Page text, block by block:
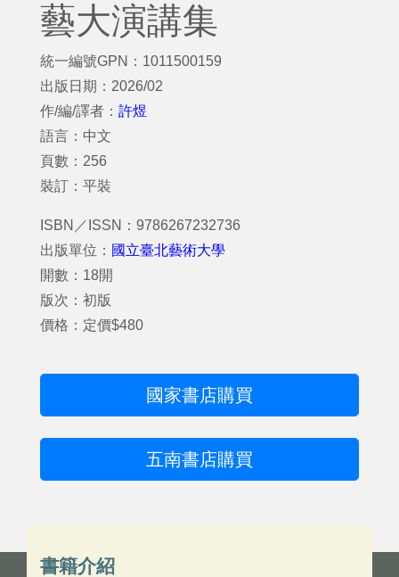
藝大演講集
統一編號GPN：1011500159
出版日期：2026/02
作/編/譯者： 許煜
語言：中文
頁數：256
裝訂：平裝
ISBN／ISSN：9786267232736
出版單位： 國立臺北藝術大學
開數：18開
版次：初版
價格：定價$480
國家書店購買
五南書店購買
書籍介紹